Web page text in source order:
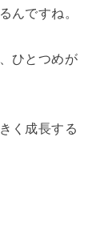
んですね。
ひとつめが
く成長する